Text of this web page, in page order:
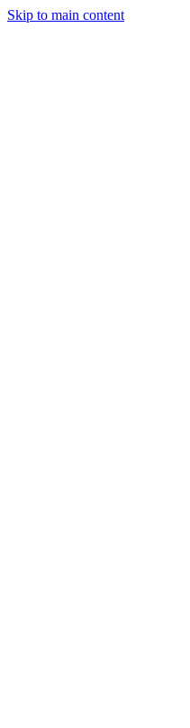
Skip to main content